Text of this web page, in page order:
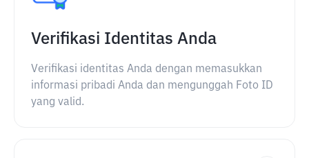
Verifikasi Identitas Anda
Verifikasi identitas Anda dengan memasukkan
informasi pribadi Anda dan mengunggah Foto ID
yang valid.